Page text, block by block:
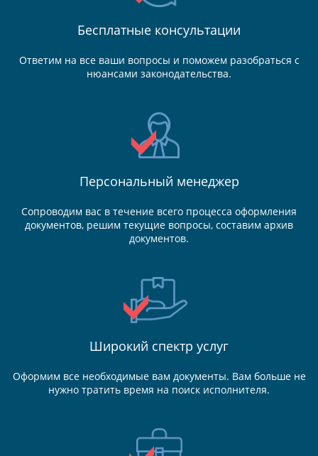
Бесплатные консультации
Ответим на все ваши вопросы и поможем разобраться с
нюансами законодательства.
Персональный менеджер
Сопроводим вас в течение всего процесса оформления
документов, решим текущие вопросы, составим архив
документов.
Широкий спектр услуг
Оформим все необходимые вам документы. Вам больше не
нужно тратить время на поиск исполнителя.